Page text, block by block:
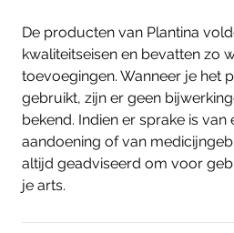
De producten van Plantina
kwaliteitseisen en bevatten zo
toevoegingen. Wanneer je het
gebruikt, zijn er geen
bekend. Indien er sprake is van
aandoening of van
altijd geadviseerd om voor
je arts.